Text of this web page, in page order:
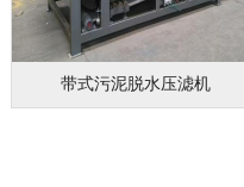
带式污泥脱水压滤机